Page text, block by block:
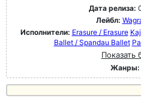
Дата релиза:
Лейбл:
Исполнители: Erasure / Erasure
Ballet / Spandau Ballet
Показать
Жанры: